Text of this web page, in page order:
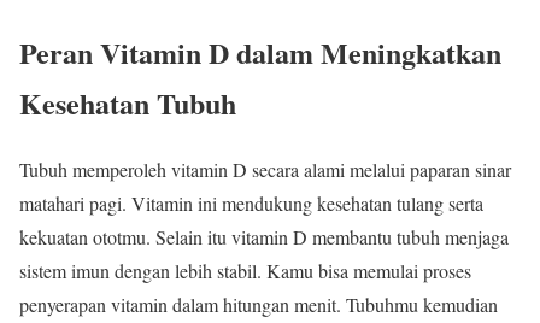
Peran Vitamin D dalam Meningkatkan
Kesehatan Tubuh
Tubuh memperoleh vitamin D secara alami melalui paparan sinar
matahari pagi. Vitamin ini mendukung kesehatan tulang serta
kekuatan ototmu. Selain itu vitamin D membantu tubuh menjaga
sistem imun dengan lebih stabil. Kamu bisa memulai proses
penyerapan vitamin dalam hitungan menit. Tubuhmu kemudian